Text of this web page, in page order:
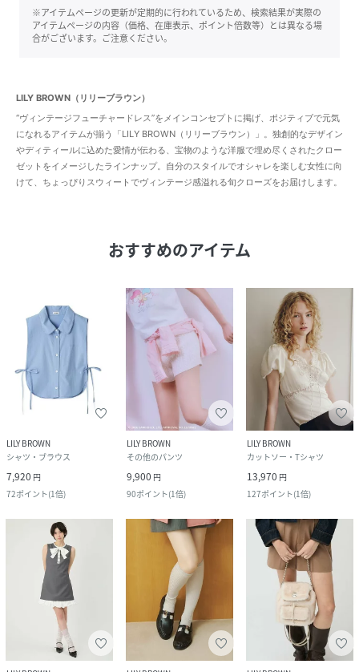
※アイテムページの更新が定期的に行われているため、検索結果が実際の
アイテムページの内容（価格、在庫表示、ポイント倍数等）とは異なる場
合がございます。ご注意ください。
LILY BROWN（リリーブラウン）
“ヴィンテージフューチャードレス”をメインコンセプトに掲げ、ポジティブで元気
になれるアイテムが揃う「LILY BROWN（リリーブラウン）」。独創的なデザイン
やディティールに込めた愛情が伝わる、宝物のような洋服で埋め尽くされたクロー
ゼットをイメージしたラインナップ。自分のスタイルでオシャレを楽しむ女性に向
けて、ちょっぴりスウィートでヴィンテージ感溢れる旬クローズをお届けします。
おすすめのアイテム
LILY BROWN
シャツ・ブラウス
7,920 円
72ポイント(1倍)
LILY BROWN
その他のパンツ
9,900 円
90ポイント(1倍)
LILY BROWN
カットソー・Tシャツ
13,970 円
127ポイント(1倍)